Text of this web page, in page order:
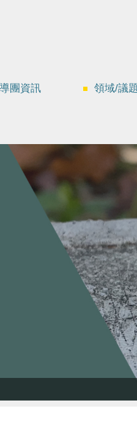
團資訊 領域/議